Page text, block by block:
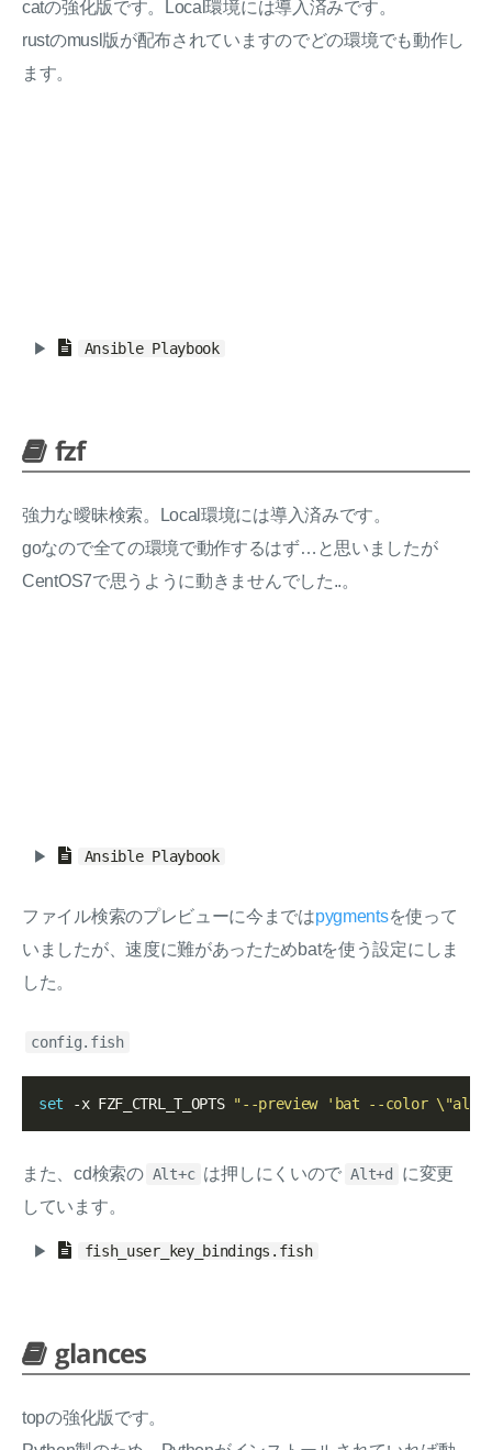
catの強化版です。Local環境には導入済みです。
rustのmusl版が配布されていますのでどの環境でも動作し
ます。
Ansible Playbook
fzf
強力な曖昧検索。Local環境には導入済みです。
goなので全ての環境で動作するはず…と思いましたが
CentOS7で思うように動きませんでした..。
Ansible Playbook
ファイル検索のプレビューに今まではpygmentsを使って
いましたが、速度に難があったためbatを使う設定にしま
した。
config.fish
set -x FZF_CTRL_T_OPTS "--preview 'bat --color
また、cd検索の Alt+c は押しにくいので Alt+d
に変更
しています。
fish_user_key_bindings.fish
glances
topの強化版です。